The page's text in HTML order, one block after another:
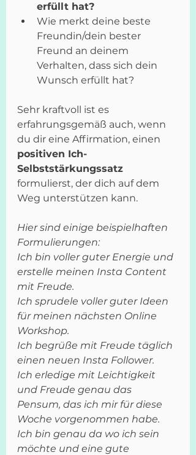
erfüllt hat?
Wie merkt deine beste
Freundin/dein bester
Freund an deinem
Verhalten, dass sich dein
Wunsch erfüllt hat?
Sehr kraftvoll ist es
erfahrungsgemäß auch, wenn
du dir eine Affirmation, einen
positiven Ich-
Selbststärkungssatz
formulierst, der dich auf dem
Weg unterstützen kann.
Hier sind einige beispielhaften
Formulierungen:
Ich bin voller guter Energie und
erstelle meinen Insta Content
mit Freude.
Ich sprudele voller guter Ideen
für meinen nächsten Online
Workshop.
Ich begrüße mit Freude täglich
einen neuen Insta Follower.
Ich erledige mit Leichtigkeit
und Freude genau das
Pensum, das ich mir für diese
Woche vorgenommen habe.
Ich bin genau da wo ich sein
möchte und eine gute